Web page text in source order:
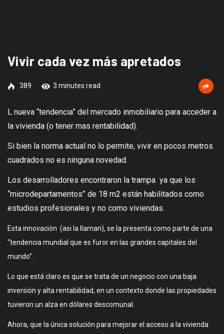
Vivir cada vez más apretados
389 3 minutes read
L nueva “tendencia” del mercado inmobiliario para acceder a
la vivienda (o tener mas rentabilidad).
Si bien la norma actual no lo permite, vivir en pocos metros
cuadrados no es ninguna novedad.
Los desarrolladores encontraron la trampa ya que los
“microdepartamentos” de 18 m2 están habilitados como
estudios profesionales y no como viviendas.
Esta innovación (asi la llaman), se la presenta como parte de una
“tendencia mundial que es furor en las grandes capitales del
mundo”.
Lo que está claro es que se trata de un negocio con una baja
inversión y alta rentabilidad, en un contexto donde las propiedades
tuvieron un alza en dólares descomunal.
Ahora, que la única solución para mejorar el acceso a la vivienda